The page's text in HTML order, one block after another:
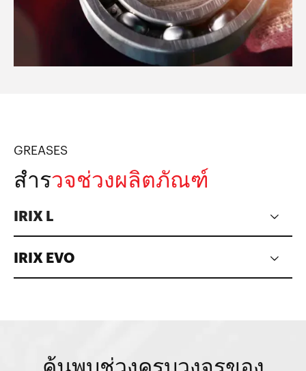
GREASES
สำรวจช่วงผลิตภัณฑ์
IRIX L
IRIX EVO